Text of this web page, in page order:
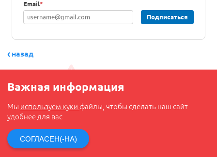
Email*
Подписаться
назад
Важная информация
Мы используем куки файлы, чтобы сделать наш сайт
удобнее для вас
СОГЛАСЕН(-НА)